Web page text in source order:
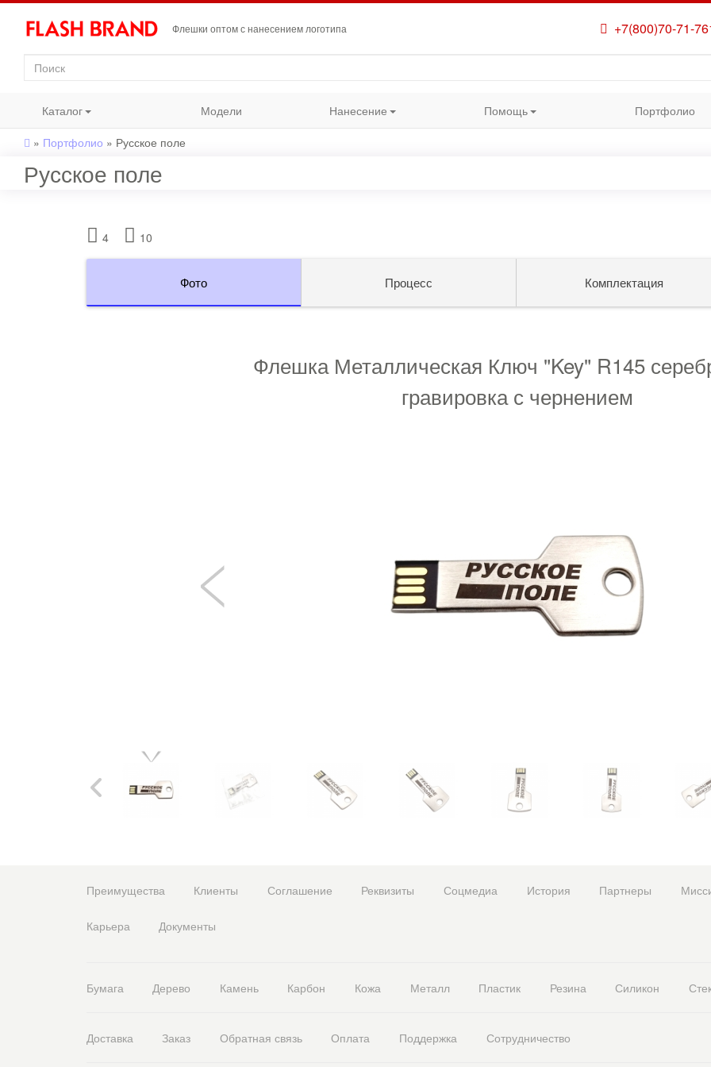
Флешки оптом с нанесением логотипа +7(800)70-71-
Каталог Модели Нанесение Помощь Портфолио
» Портфолио » Русское поле
Русское поле
4 10
Фото Процесс Комплектация
Флешка Металлическая Ключ "Key" R145
гравировка с чернением
Преимущества Клиенты Соглашение Реквизиты Соцмедиа История Партнеры
Карьера Документы
Бумага Дерево Камень Карбон Кожа Металл Пластик Резина Силикон
Доставка Заказ Обратная связь Оплата Поддержка Сотрудничество